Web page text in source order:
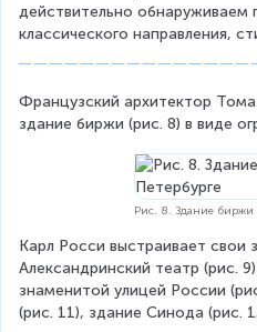
действительно обнаруживаем
классического направления,
Французский архитектор
здание биржи (рис. 8) в виде
Рис. 8. Здание биржи
Карл Росси выстраивает свои
Александринский театр (рис.
знаменитой улицей России
(рис. 11), здание Синода (рис.